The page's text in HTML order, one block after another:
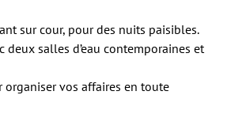
sur cour, pour des nuits paisibles.
salles d’eau contemporaines et
vos affaires en toute